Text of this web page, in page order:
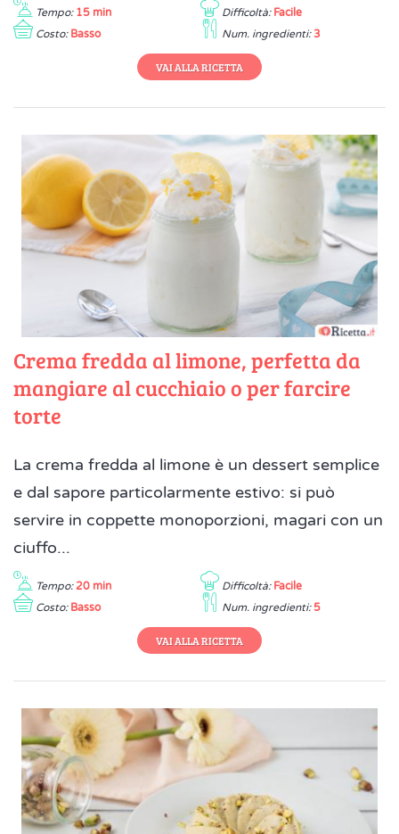
Tempo: 15 min Difficoltà: Facile
Costo: Basso Num. ingredienti: 3
VAI ALLA RICETTA
Crema fredda al limone, perfetta da
mangiare al cucchiaio o per farcire
torte
La crema fredda al limone è un dessert semplice
e dal sapore particolarmente estivo: si può
servire in coppette monoporzioni, magari con un
ciuffo...
Tempo: 20 min Difficoltà: Facile
Costo: Basso Num. ingredienti: 5
VAI ALLA RICETTA